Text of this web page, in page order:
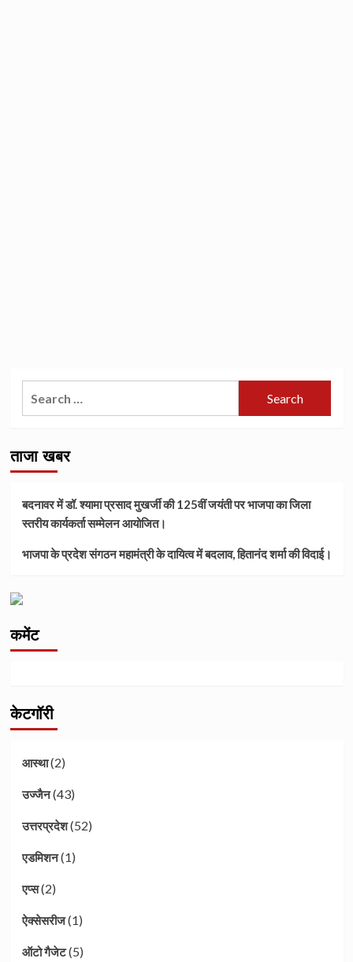
ताजा खबर
बदनावर में डॉ. श्यामा प्रसाद मुखर्जी की 125वीं जयंती पर भाजपा का जिला
स्तरीय कार्यकर्ता सम्मेलन आयोजित।
भाजपा के प्रदेश संगठन महामंत्री के दायित्व में बदलाव, हितानंद शर्मा की विदाई।
कमेंट
केटगॉरी
आस्था(2)
उज्जैन(43)
उत्तरप्रदेश(52)
एडमिशन(1)
एप्स(2)
ऐक्सेसरीज(1)
ऑटो गैजेट(5)